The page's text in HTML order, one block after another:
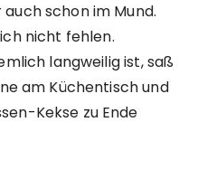
schon im Mund.
nicht fehlen.
langweilig ist, saß
am Küchentisch und
Kekse zu Ende